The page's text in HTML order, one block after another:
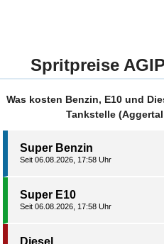
Spritpreise
Was kosten Benzin, E10 und
Tankstelle
Super Benzin
Seit 06.08.2026, 17:58 Uhr
Super E10
Seit 06.08.2026, 17:58 Uhr
Diesel